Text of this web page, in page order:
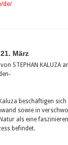
de/
März
STEPHAN KALUZA
beschäftigen
sowie in
als eine
befindet.